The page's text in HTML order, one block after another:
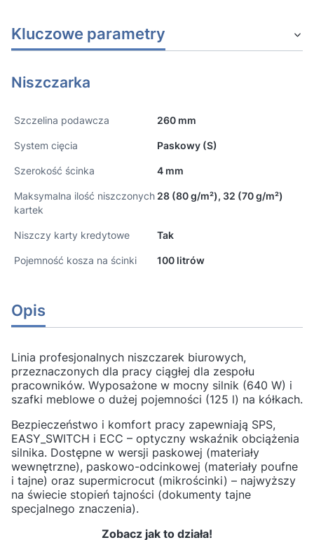
Kluczowe parametry
Niszczarka
Szczelina podawcza 260 mm
System cięcia Paskowy (S)
Szerokość ścinka 4 mm
Maksymalna ilość niszczonych
kartek
28 (80 g/m²), 32 (70 g/m²)
Niszczy karty kredytowe Tak
Pojemność kosza na ścinki 100 litrów
Opis
Linia profesjonalnych niszczarek biurowych,
przeznaczonych dla pracy ciągłej dla zespołu
pracowników. Wyposażone w mocny silnik (640 W) i
szafki meblowe o dużej pojemności (125 l) na kółkach.
Bezpieczeństwo i komfort pracy zapewniają SPS,
EASY_SWITCH i ECC – optyczny wskaźnik obciążenia
silnika. Dostępne w wersji paskowej (materiały
wewnętrzne), paskowo-odcinkowej (materiały poufne
i tajne) oraz supermicrocut (mikrościnki) – najwyższy
na świecie stopień tajności (dokumenty tajne
specjalnego znaczenia).
Zobacz jak to działa!